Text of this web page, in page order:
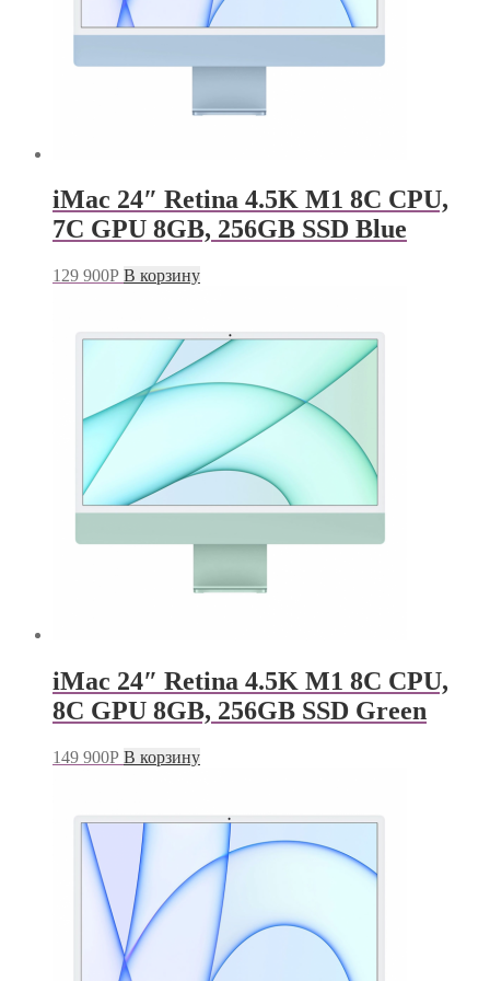
iMac 24″ Retina 4.5K M1 8C CPU,
7C GPU 8GB, 256GB SSD Blue
129 900Р В корзину
iMac 24″ Retina 4.5K M1 8C CPU,
8C GPU 8GB, 256GB SSD Green
149 900Р В корзину